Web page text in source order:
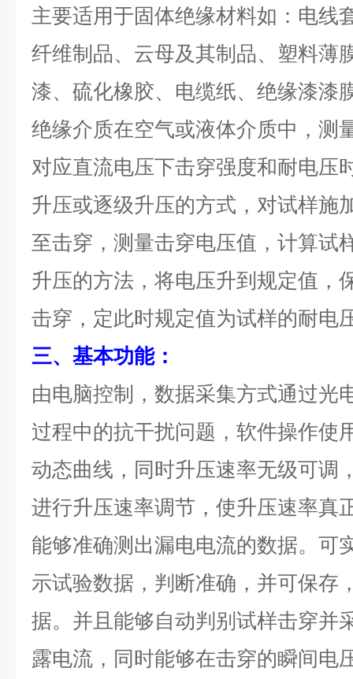
主要适用于固体绝缘材料如：电线
纤维制品、云母及其制品、塑料薄
漆、硫化橡胶、电缆纸、绝缘漆漆
绝缘介质在空气或液体介质中，测
对应直流电压下击穿强度和耐电压
升压或逐级升压的方式，对试样施
至击穿，测量击穿电压值，计算试
升压的方法，将电压升到规定值，
击穿，定此时规定值为试样的耐电
三、基本功能：
由电脑控制，数据采集方式通过光
过程中的抗干扰问题，软件操作使
动态曲线，同时升压速率无级可调
进行升压速率调节，使升压速率真
能够准确测出漏电电流的数据。可
示试验数据，判断准确，并可保存
据。并且能够自动判别试样击穿并
露电流，同时能够在击穿的瞬间电